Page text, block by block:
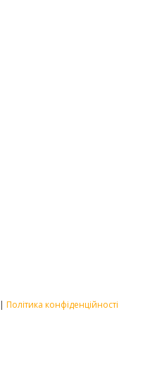
| Політика конфіденційності